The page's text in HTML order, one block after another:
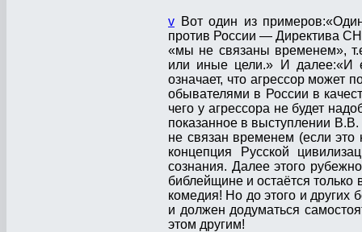
v Вот один из
против России — Директива
«мы не связаны временем»,
или иные цели.» И далее:«И
означает, что агрессор может
обывателями в России в
чего у агрессора не будет
показанное в выступлении В.В.
не связан временем (если это
концепция Русской
сознания. Далее этого
библейщине и остаётся только
комедия! Но до этого и
и должен додуматься
этом другим!